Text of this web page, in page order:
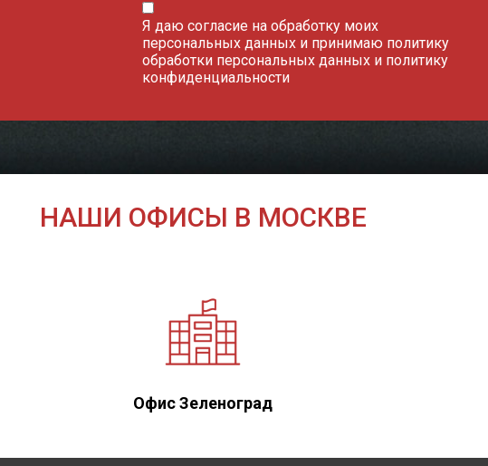
Я даю согласие на обработку моих
персональных данных и принимаю политику
обработки персональных данных и политику
конфиденциальности
НАШИ ОФИСЫ В МОСКВЕ
Офис Зеленоград